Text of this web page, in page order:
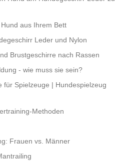
aus Ihrem Bett
Leder und Nylon
Brustgeschirre nach Rassen
- wie muss sie sein?
für Spielzeuge | Hundespielzeug
Methoden
Frauen vs. Männer